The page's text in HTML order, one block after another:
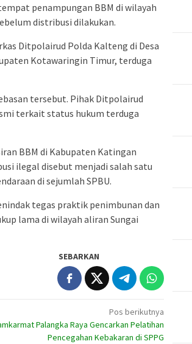
penampungan BBM di wilayah
distribusi dilakukan.
Ditpolairud Polda Kalteng di Desa
Kotawaringin Timur, terduga
tersebut. Pihak Ditpolairud
terkait status hukum terduga
BBM di Kabupaten Katingan
ilegal disebut menjadi salah satu
di sejumlah SPBU.
tegas praktik penimbunan dan
lama di wilayah aliran Sungai
SEBARKAN
Pos berikutnya
Palangka Raya Gencarkan Pelatihan
Pencegahan Kebakaran di SPPG